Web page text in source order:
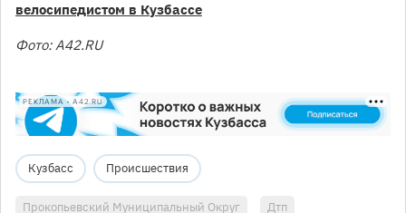
велосипедистом в Кузбассе
Фото: A42.RU
РЕКЛАМА • A42.RU
Кузбасс Происшествия
Прокопьевский Муниципальный Округ Дтп